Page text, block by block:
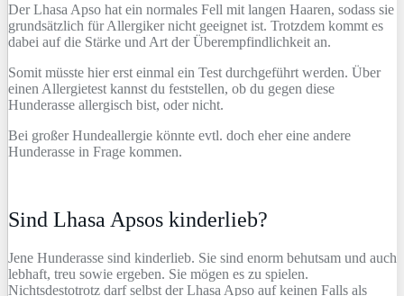
Der Lhasa Apso hat ein normales Fell mit langen Haaren, sodass sie
grundsätzlich für Allergiker nicht geeignet ist. Trotzdem kommt es
dabei auf die Stärke und Art der Überempfindlichkeit an.
Somit müsste hier erst einmal ein Test durchgeführt werden. Über
einen Allergietest kannst du feststellen, ob du gegen diese
Hunderasse allergisch bist, oder nicht.
Bei großer Hundeallergie könnte evtl. doch eher eine andere
Hunderasse in Frage kommen.
Sind Lhasa Apsos kinderlieb?
Jene Hunderasse sind kinderlieb. Sie sind enorm behutsam und auch
lebhaft, treu sowie ergeben. Sie mögen es zu spielen.
Nichtsdestotrotz darf selbst der Lhasa Apso auf keinen Falls als